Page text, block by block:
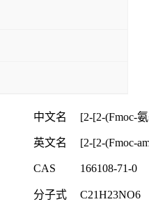
中文名 [2-[2-(Fmoc-
英文名 [2-[2-(Fmoc-
CAS 166108-71-0
分子式 C21H23NO6